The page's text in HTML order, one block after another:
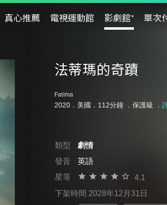
真心推薦 電視運動館 影劇館⁺ 單次
法蒂瑪的奇蹟
Fatima
2020．美國．112分鐘 ． 保護級 ．
類型
劇情
發音
英語
星等
4.1
下架時間 2028年12月31日